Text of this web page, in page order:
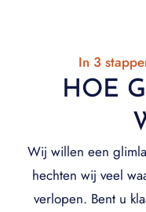
In 3
HOE
Wij willen een
hechten wij veel
verlopen. Bent u